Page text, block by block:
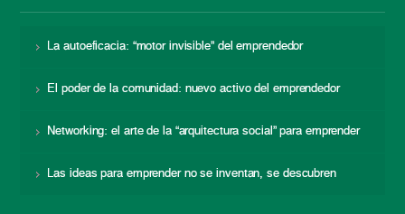
La autoeficacia: “motor invisible” del emprendedor
El poder de la comunidad: nuevo activo del emprendedor
Networking: el arte de la “arquitectura social” para emprender
Las ideas para emprender no se inventan, se descubren